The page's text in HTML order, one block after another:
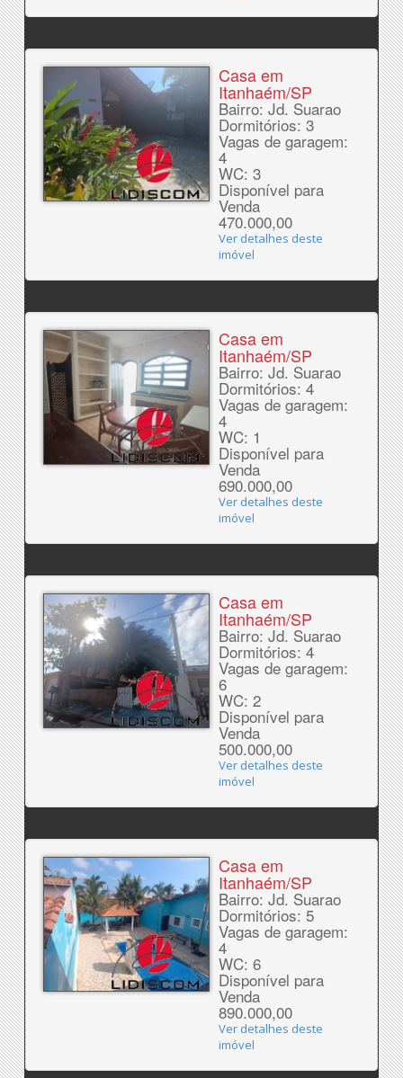
Casa em
Itanhaém/SP
Bairro: Jd. Suarao
Dormitórios: 3
Vagas de garagem:
4
WC: 3
Disponível para
Venda
470.000,00
Ver detalhes deste
imóvel
Casa em
Itanhaém/SP
Bairro: Jd. Suarao
Dormitórios: 4
Vagas de garagem:
4
WC: 1
Disponível para
Venda
690.000,00
Ver detalhes deste
imóvel
Casa em
Itanhaém/SP
Bairro: Jd. Suarao
Dormitórios: 4
Vagas de garagem:
6
WC: 2
Disponível para
Venda
500.000,00
Ver detalhes deste
imóvel
Casa em
Itanhaém/SP
Bairro: Jd. Suarao
Dormitórios: 5
Vagas de garagem:
4
WC: 6
Disponível para
Venda
890.000,00
Ver detalhes deste
imóvel